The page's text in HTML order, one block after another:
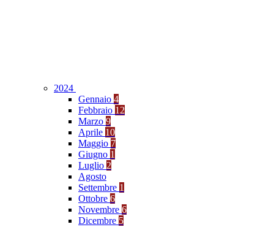
2024
Gennaio 4
Febbraio 12
Marzo 9
Aprile 10
Maggio 7
Giugno 1
Luglio 2
Agosto
Settembre 1
Ottobre 6
Novembre 6
Dicembre 5